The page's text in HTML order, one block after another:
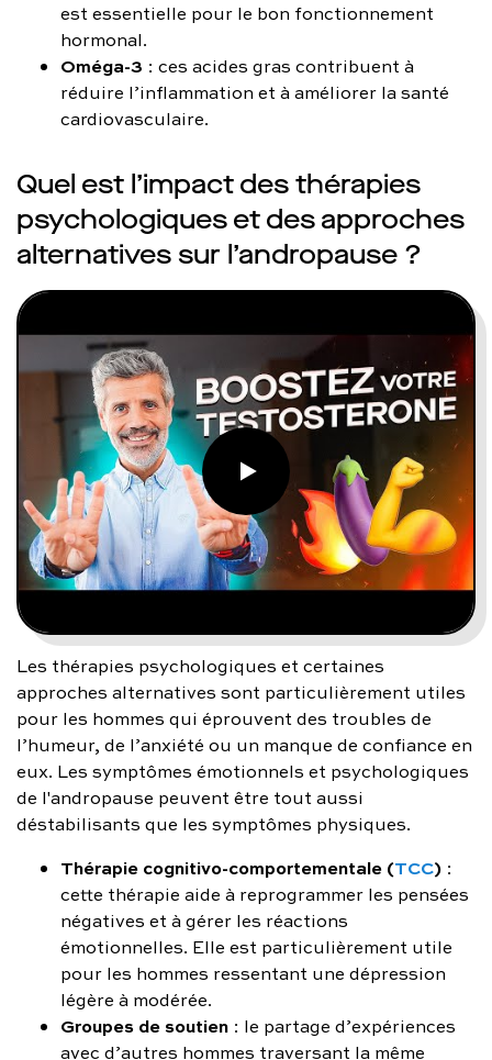
est essentielle pour le bon fonctionnement
hormonal.
Oméga-3 : ces acides gras contribuent à
réduire l’inflammation et à améliorer la santé
cardiovasculaire.
Quel est l’impact des thérapies
psychologiques et des approches
alternatives sur l’andropause ?
Les thérapies psychologiques et certaines
approches alternatives sont particulièrement utiles
pour les hommes qui éprouvent des troubles de
l’humeur, de l’anxiété ou un manque de confiance en
eux. Les symptômes émotionnels et psychologiques
de l'andropause peuvent être tout aussi
déstabilisants que les symptômes physiques.
Thérapie cognitivo-comportementale (TCC) :
cette thérapie aide à reprogrammer les pensées
négatives et à gérer les réactions
émotionnelles. Elle est particulièrement utile
pour les hommes ressentant une dépression
légère à modérée.
Groupes de soutien : le partage d’expériences
avec d’autres hommes traversant la même